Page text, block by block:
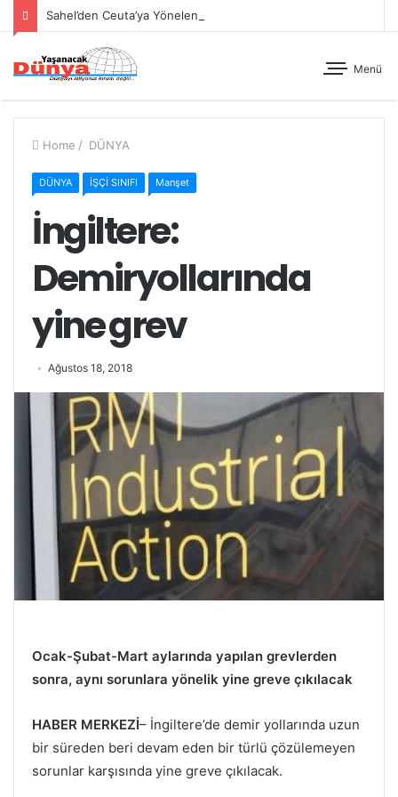
Sahel’den Ceuta’ya Yönelen Göç Dalgası
Menü
Home / DÜNYA
DÜNYA İŞÇİ SINIFI Manşet
İngiltere:
Demiryollarında
yine grev
Ağustos 18, 2018
Ocak-Şubat-Mart aylarında yapılan grevlerden
sonra, aynı sorunlara yönelik yine greve çıkılacak
HABER MERKEZİ– İngiltere’de demir yollarında uzun
bir süreden beri devam eden bir türlü çözülemeyen
sorunlar karşısında yine greve çıkılacak.